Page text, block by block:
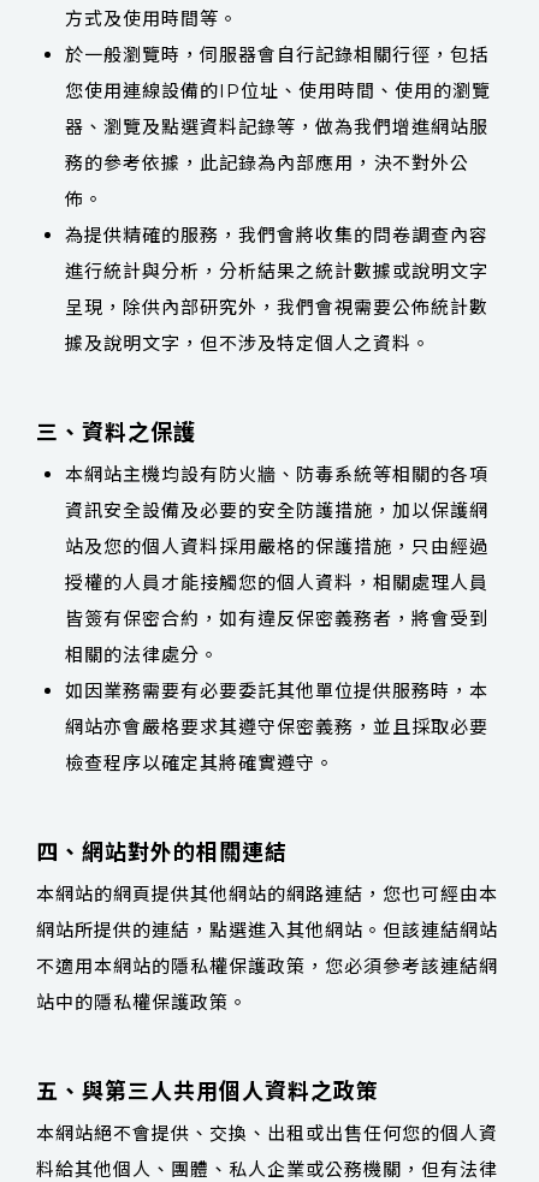
方式及使用時間等。
於一般瀏覽時，伺服器會自行記錄相關行徑，包括
您使用連線設備的IP位址、使用時間、使用的瀏覽
器、瀏覽及點選資料記錄等，做為我們增進網站服
務的參考依據，此記錄為內部應用，決不對外公
佈。
為提供精確的服務，我們會將收集的問卷調查內容
進行統計與分析，分析結果之統計數據或說明文字
呈現，除供內部研究外，我們會視需要公佈統計數
據及說明文字，但不涉及特定個人之資料。
三、資料之保護
本網站主機均設有防火牆、防毒系統等相關的各項
資訊安全設備及必要的安全防護措施，加以保護網
站及您的個人資料採用嚴格的保護措施，只由經過
授權的人員才能接觸您的個人資料，相關處理人員
皆簽有保密合約，如有違反保密義務者，將會受到
相關的法律處分。
如因業務需要有必要委託其他單位提供服務時，本
網站亦會嚴格要求其遵守保密義務，並且採取必要
檢查程序以確定其將確實遵守。
四、網站對外的相關連結
本網站的網頁提供其他網站的網路連結，您也可經由本
網站所提供的連結，點選進入其他網站。但該連結網站
不適用本網站的隱私權保護政策，您必須參考該連結網
站中的隱私權保護政策。
五、與第三人共用個人資料之政策
本網站絕不會提供、交換、出租或出售任何您的個人資
料給其他個人、團體、私人企業或公務機關，但有法律